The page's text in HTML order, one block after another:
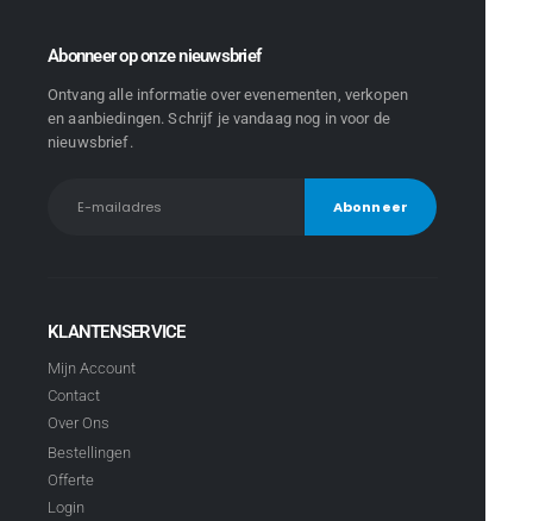
Abonneer op onze nieuwsbrief
Ontvang alle informatie over evenementen, verkopen
en aanbiedingen. Schrijf je vandaag nog in voor de
nieuwsbrief.
KLANTENSERVICE
Mijn Account
Contact
Over Ons
Bestellingen
Offerte
Login